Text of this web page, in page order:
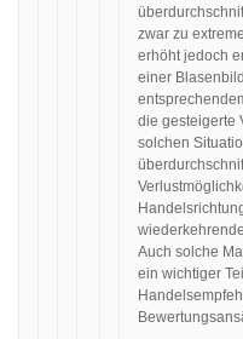
zwar zu
erhöht jedoch
einer
die gesteigerte
solchen
Auch solche
ein wichtiger